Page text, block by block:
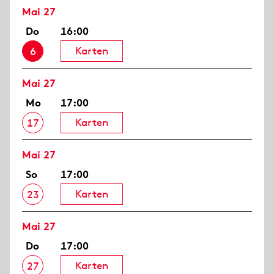
Mai 27
Do
6
16:00
Karten
Mai 27
Mo
17
17:00
Karten
Mai 27
So
23
17:00
Karten
Mai 27
Do
27
17:00
Karten